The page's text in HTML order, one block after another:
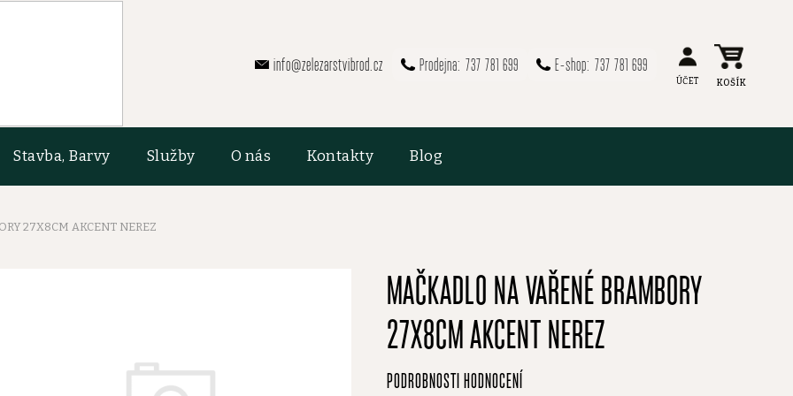
737 781 699
737 781 699
info@zelezarstvibrod.cz
Stavba, Barvy Služby O nás Kontakty Blog
27X8CM AKCENT NEREZ
MAČKADLO NA VAŘENÉ BRAMBORY
27X8CM AKCENT NEREZ
Průměrné
hodnocení
PODROBNOSTI HODNOCENÍ